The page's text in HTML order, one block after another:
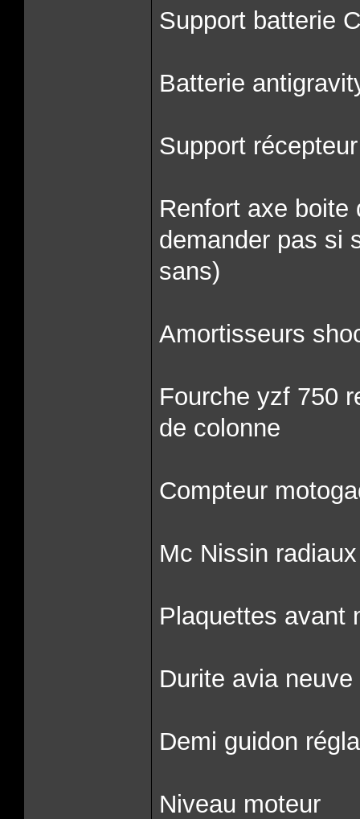
Support batterie
Batterie
Support
Renfort axe boite
demander pas si
sans)
Amortisseurs
Fourche yzf 750
de colonne
Compteur
Mc Nissin
Plaquettes avant
Durite avia neuve
Demi guidon
Niveau moteur